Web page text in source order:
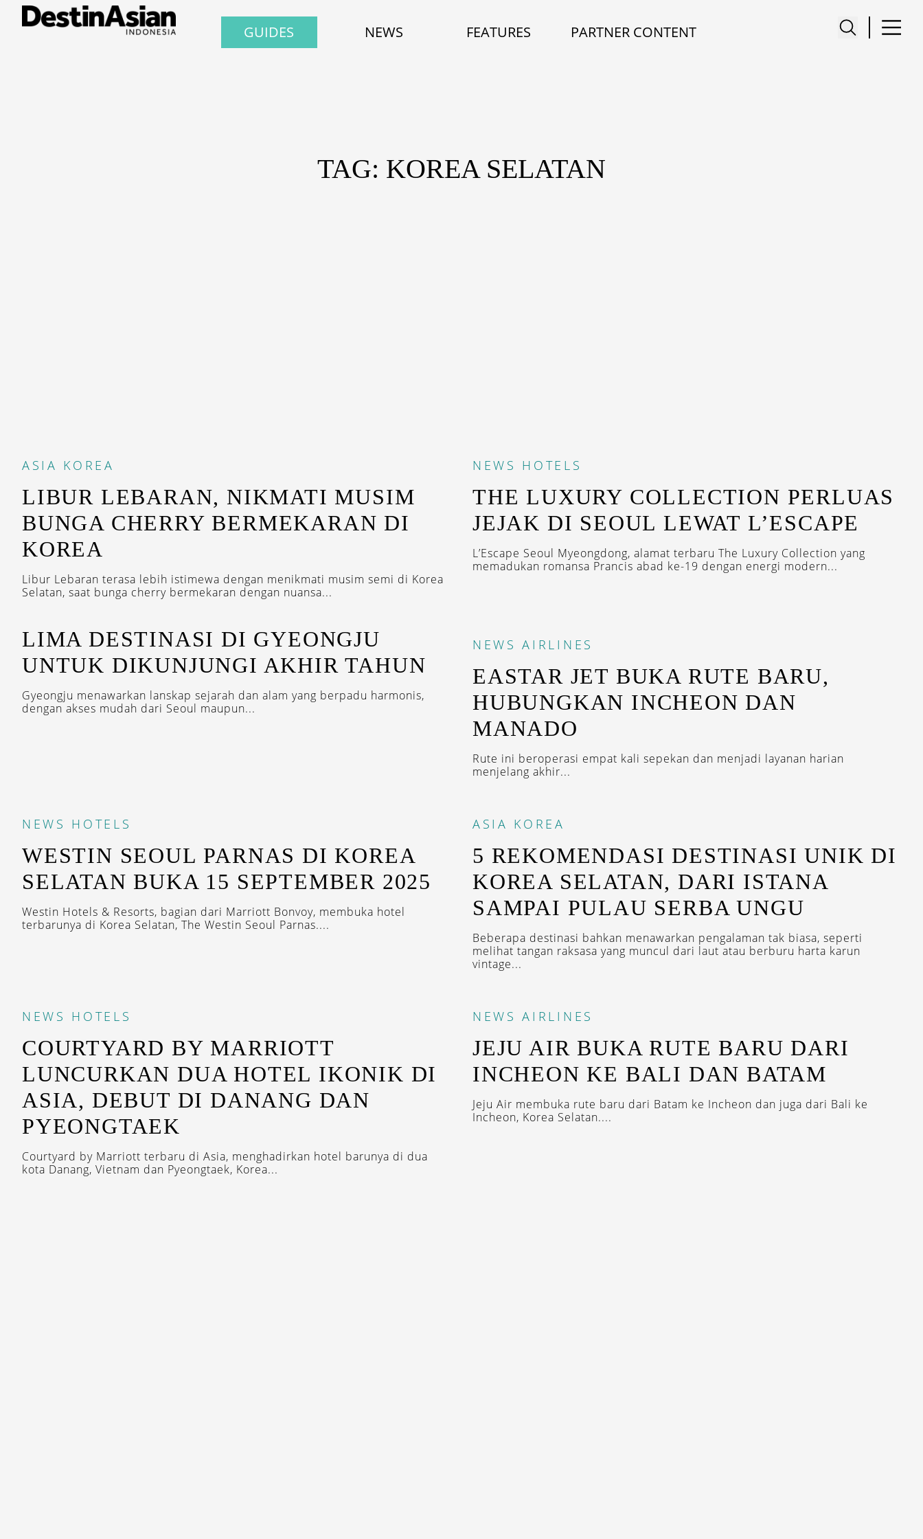
GUIDES NEWS FEATURES PARTNER CONTENT
TAG: KOREA SELATAN
ASIA KOREA
LIBUR LEBARAN, NIKMATI MUSIM
BUNGA CHERRY BERMEKARAN DI
KOREA
Libur Lebaran terasa lebih istimewa dengan menikmati musim semi di Korea
Selatan, saat bunga cherry bermekaran dengan nuansa...
NEWS HOTELS
THE LUXURY COLLECTION PERLUAS
JEJAK DI SEOUL LEWAT L’ESCAPE
L’Escape Seoul Myeongdong, alamat terbaru The Luxury Collection yang
memadukan romansa Prancis abad ke-19 dengan energi modern...
LIMA DESTINASI DI GYEONGJU
UNTUK DIKUNJUNGI AKHIR TAHUN
Gyeongju menawarkan lanskap sejarah dan alam yang berpadu harmonis,
dengan akses mudah dari Seoul maupun...
NEWS AIRLINES
EASTAR JET BUKA RUTE BARU,
HUBUNGKAN INCHEON DAN
MANADO
Rute ini beroperasi empat kali sepekan dan menjadi layanan harian
menjelang akhir...
NEWS HOTELS
WESTIN SEOUL PARNAS DI KOREA
SELATAN BUKA 15 SEPTEMBER 2025
Westin Hotels & Resorts, bagian dari Marriott Bonvoy, membuka hotel
terbarunya di Korea Selatan, The Westin Seoul Parnas....
ASIA KOREA
5 REKOMENDASI DESTINASI UNIK DI
KOREA SELATAN, DARI ISTANA
SAMPAI PULAU SERBA UNGU
Beberapa destinasi bahkan menawarkan pengalaman tak biasa, seperti
melihat tangan raksasa yang muncul dari laut atau berburu harta karun
vintage...
NEWS HOTELS
COURTYARD BY MARRIOTT
LUNCURKAN DUA HOTEL IKONIK DI
ASIA, DEBUT DI DANANG DAN
PYEONGTAEK
Courtyard by Marriott terbaru di Asia, menghadirkan hotel barunya di dua
kota Danang, Vietnam dan Pyeongtaek, Korea...
NEWS AIRLINES
JEJU AIR BUKA RUTE BARU DARI
INCHEON KE BALI DAN BATAM
Jeju Air membuka rute baru dari Batam ke Incheon dan juga dari Bali ke
Incheon, Korea Selatan....